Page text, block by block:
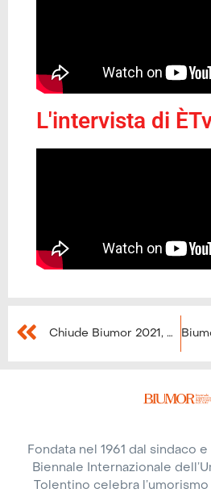
L'intervista di
Chiude Biumor 2021, oltre 1500 spettatori per la 4 giorni di festival
Fondata nel 1961 dal sindaco
Biennale Internazionale
Tolentino celebra